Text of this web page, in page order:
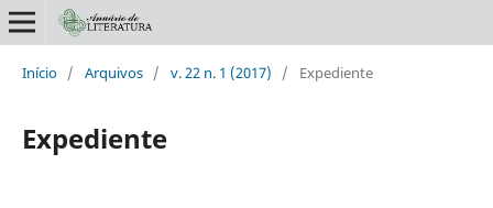
Início / Arquivos / v. 22 n. 1 (2017) / Expediente
Expediente